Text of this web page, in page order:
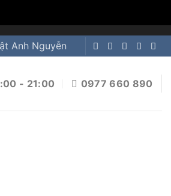
Anh Nguyễn
- 21:00 0977 660 890